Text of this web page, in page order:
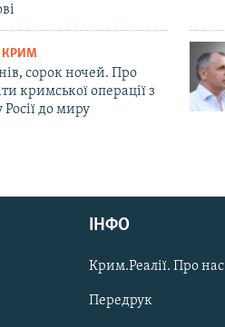
КРИМ
сорок ночей. Про
кримської операції з
до миру
ІНФО
Крим.Реалії. Про нас
Передрук